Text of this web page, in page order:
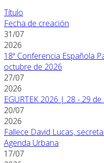
Título
Fecha de creación
31/07
2026
18ª Conferencia Española
octubre de 2026
27/07
2026
EGURTEK 2026 | 28 - 29
20/07
2026
Fallece David Lucas,
Agenda Urbana
17/07